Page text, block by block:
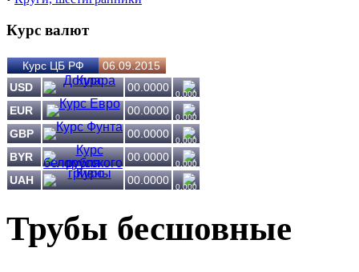
Курс валют
Курс ЦБ РФ
06.09.2015
USD
00.0000
0.000
EUR 00.0000
0.000
GBP 00.0000
0.000
BYR 00.0000
0.000
UAH 00.0000
0.000
Трубы бесшовные